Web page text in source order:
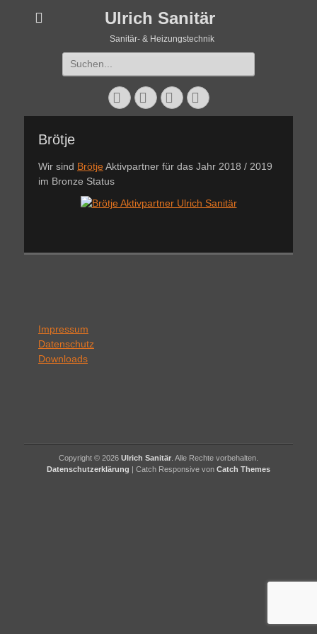
Ulrich Sanitär
Sanitär- & Heizungstechnik
Suchen
nach:
FacebookInstagram
WebsiteTelefon
Brötje
Wir sind BrötjeAktivpartner für das Jahr 2018 / 2019
im Bronze Status
Impressum
Datenschutz
Downloads
Copyright © 2026 Ulrich Sanitär . Alle Rechte vorbehalten.
Datenschutzerklärung | Catch Responsive von Catch Themes